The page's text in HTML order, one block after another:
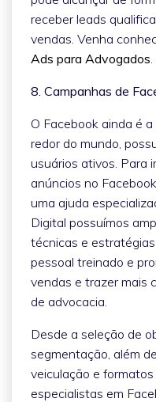
receber leads
vendas. Venha
Ads para Advogados
8. Campanhas de
O Facebook ainda é
redor do mundo,
usuários ativos. Para
anúncios no
uma ajuda
Digital possuímos
técnicas e
pessoal treinado e
vendas e trazer mais
de advocacia.
Desde a seleção de
segmentação, além
veiculação e
especialistas em